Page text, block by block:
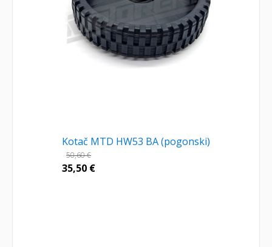
Kotač MTD HW53 BA (pogonski)
50,60€
35,50 €